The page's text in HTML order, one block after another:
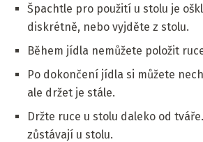
Špachtle pro použití u stolu je
diskrétně, nebo vyjděte z stolu.
Během jídla nemůžete položit
Po dokončení jídla si můžete
ale držet je stále.
Držte ruce u stolu daleko od
zůstávají u stolu.